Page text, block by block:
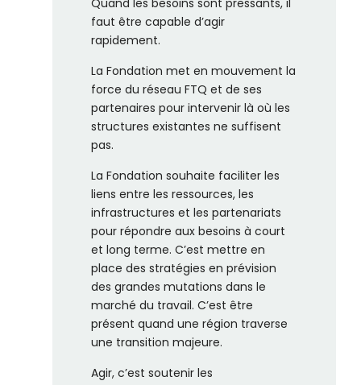
Quand les besoins sont pressants, il
faut être capable d’agir
rapidement.
La Fondation met en mouvement la
force du réseau FTQ et de ses
partenaires pour intervenir là où les
structures existantes ne suffisent
pas.
La Fondation souhaite faciliter les
liens entre les ressources, les
infrastructures et les partenariats
pour répondre aux besoins à court
et long terme. C’est mettre en
place des stratégies en prévision
des grandes mutations dans le
marché du travail. C’est être
présent quand une région traverse
une transition majeure.
Agir, c’est soutenir les